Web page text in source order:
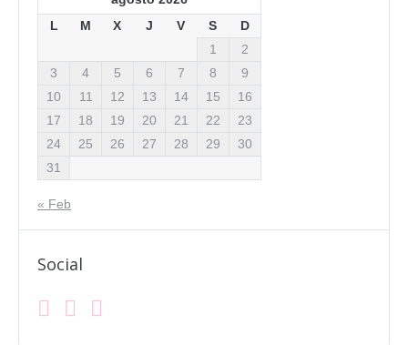
L
M X J V S
D
1
2
3
4 5 6 7 8
9
10
11 12 13 14 15
16
17
18 19 20 21 22
23
24
25 26 27 28 29
30
31
« Feb
Social
Facebook
Instagram